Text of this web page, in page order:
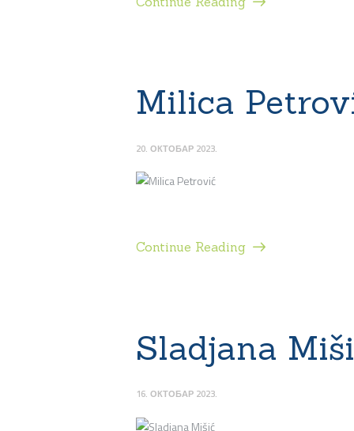
Milica
20. ОКТОБАР 2023.
Continue Reading
Sladjana
16. ОКТОБАР 2023.